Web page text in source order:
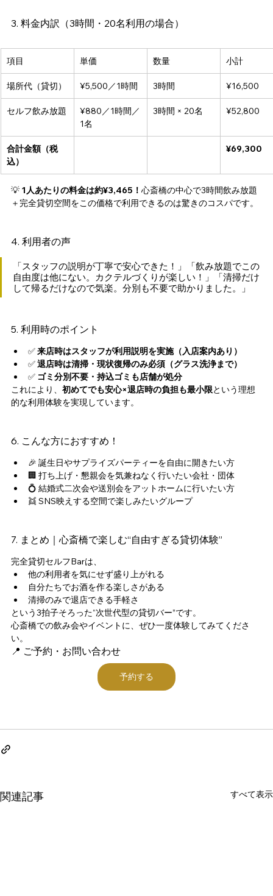
3. 料金内訳（3時間・20名利用の場合）
項目 単価 数量 小計
場所代（貸切） ¥5,500／1時間 3時間 ¥16,500
セルフ飲み放題
¥880／1時間／
1名
3時間 × 20名 ¥52,800
合計金額（税
込）
¥69,300
💡 1人あたりの料金は約¥3,465！ 心斎橋の中心で3時間飲み放題
＋完全貸切空間をこの価格で利用できるのは驚きのコスパです。
4. 利用者の声
「スタッフの説明が丁寧で安心できた！」「飲み放題でこの
自由度は他にない。カクテルづくりが楽しい！」「清掃だけ
して帰るだけなので気楽。分別も不要で助かりました。」
5. 利用時のポイント
✅ 来店時はスタッフが利用説明を実施（入店案内あり）
✅ 退店時は清掃・現状復帰のみ必須（グラス洗浄まで）
✅ ゴミ分別不要・持込ゴミも店舗が処分
これにより、 初めてでも安心×退店時の負担も最小限という理想
的な利用体験を実現しています。
6. こんな方におすすめ！
🎉 誕生日やサプライズパーティーを自由に開きたい方
🏢 打ち上げ・懇親会を気兼ねなく行いたい会社・団体
💍 結婚式二次会や送別会をアットホームに行いたい方
👯 SNS映えする空間で楽しみたいグループ
7. まとめ｜心斎橋で楽しむ“自由すぎる貸切体験”
完全貸切セルフBarは、
他の利用者を気にせず盛り上がれる
自分たちでお酒を作る楽しさがある
清掃のみで退店できる手軽さ
という3拍子そろった“次世代型の貸切バー”です。
心斎橋での飲み会やイベントに、ぜひ一度体験してみてくださ
い。
📍 ご予約・お問い合わせ
予約する
関連記事 すべて表示